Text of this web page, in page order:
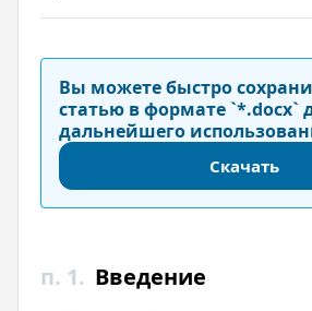
Вы можете быстро
статью в формате `*.docx`
дальнейшего
Скачать
п. 1. Введение